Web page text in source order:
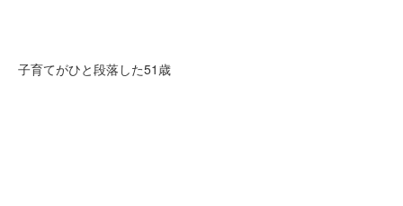
子育てがひと段落した51歳